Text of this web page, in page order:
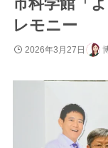
レモニー
2026年3月27日